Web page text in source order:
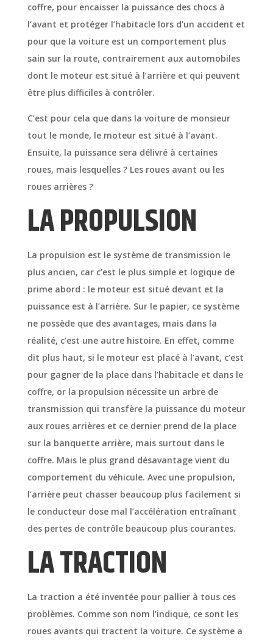
coffre, pour encaisser la puissance des chocs à
l’avant et protéger l’habitacle lors d’un accident et
pour que la voiture est un comportement plus
sain sur la route, contrairement aux automobiles
dont le moteur est situé à l’arrière et qui peuvent
être plus difficiles à contrôler.
C’est pour cela que dans la voiture de monsieur
tout le monde, le moteur est situé à l’avant.
Ensuite, la puissance sera délivré à certaines
roues, mais lesquelles ? Les roues avant ou les
roues arrières ?
LA PROPULSION
La propulsion est le système de transmission le
plus ancien, car c’est le plus simple et logique de
prime abord : le moteur est situé devant et la
puissance est à l’arrière. Sur le papier, ce système
ne possède que des avantages, mais dans la
réalité, c’est une autre histoire. En effet, comme
dit plus haut, si le moteur est placé à l’avant, c’est
pour gagner de la place dans l’habitacle et dans le
coffre, or la propulsion nécessite un arbre de
transmission qui transfère la puissance du moteur
aux roues arrières et ce dernier prend de la place
sur la banquette arrière, mais surtout dans le
coffre. Mais le plus grand désavantage vient du
comportement du véhicule. Avec une propulsion,
l’arrière peut chasser beaucoup plus facilement si
le conducteur dose mal l’accélération entraînant
des pertes de contrôle beaucoup plus courantes.
LA TRACTION
La traction a été inventée pour pallier à tous ces
problèmes. Comme son nom l’indique, ce sont les
roues avants qui tractent la voiture. Ce système a